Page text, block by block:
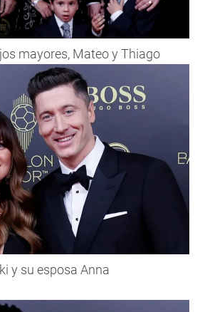
mayores, Mateo y Thiago
y su esposa Anna